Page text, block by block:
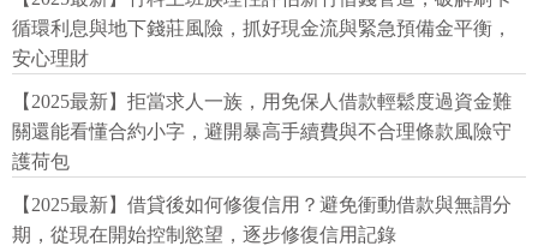
循環利息與地下錢莊風險，抓好現金流與緊急預備金平衡，
安心理財
【2025最新】拒當求人一族，用免保人借款輕鬆度過資金難
關還能看懂合約小字，避開暴高手續費與不合理條款風險守
護荷包
【2025最新】借貸後如何修復信用？避免衝動借款與無謂分
期，從現在開始控制慾望，逐步修復信用記錄